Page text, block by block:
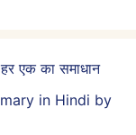
एक का समाधान
in Hindi by